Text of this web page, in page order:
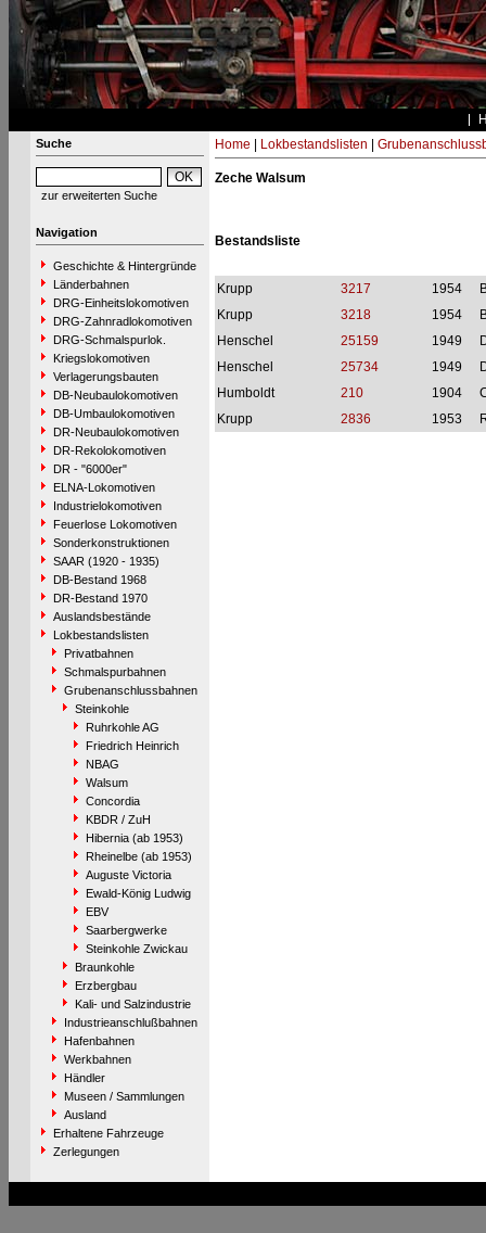
Suche
zur erweiterten Suche
Navigation
Geschichte & Hintergründe
Länderbahnen
DRG-Einheitslokomotiven
DRG-Zahnradlokomotiven
DRG-Schmalspurlok.
Kriegslokomotiven
Verlagerungsbauten
DB-Neubaulokomotiven
DB-Umbaulokomotiven
DR-Neubaulokomotiven
DR-Rekolokomotiven
DR - "6000er"
ELNA-Lokomotiven
Industrielokomotiven
Feuerlose Lokomotiven
Sonderkonstruktionen
SAAR (1920 - 1935)
DB-Bestand 1968
DR-Bestand 1970
Auslandsbestände
Lokbestandslisten
Privatbahnen
Schmalspurbahnen
Grubenanschlussbahnen
Steinkohle
Ruhrkohle AG
Friedrich Heinrich
NBAG
Walsum
Concordia
KBDR / ZuH
Hibernia (ab 1953)
Rheinelbe (ab 1953)
Auguste Victoria
Ewald-König Ludwig
EBV
Saarbergwerke
Steinkohle Zwickau
Braunkohle
Erzbergbau
Kali- und Salzindustrie
Industrieanschlußbahnen
Hafenbahnen
Werkbahnen
Händler
Museen / Sammlungen
Ausland
Erhaltene Fahrzeuge
Zerlegungen
Home Lokbestandslisten
Zeche Walsum
Bestandsliste
Krupp 3217 1954
Krupp
3218 1954
Henschel
25159 1949
Henschel
25734 1949
Humboldt
210 1904
Krupp
2836 1953